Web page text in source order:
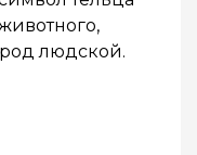
людской.